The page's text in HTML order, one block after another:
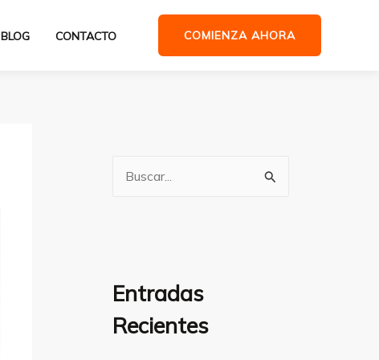
BLOG CONTACTO COMIENZA AHORA
p
Entradas
Recientes